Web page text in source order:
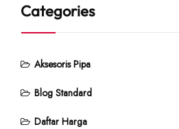
Categories
Aksesoris Pipa
Blog Standard
Daftar Harga